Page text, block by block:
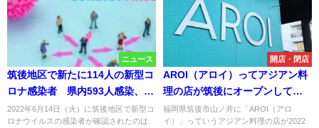
ニュース
筑後地区で新たに114人の新型コ
ロナ感染者 県内593人感染、1
人死亡【6月14日】
2022年6月14日（火）に筑後地区で新型コ
ロナウイルスの感染者が確認されたのは、
開店・閉店
AROI（アロイ）ってアジアン料
理の店が筑後にオープンしてる
みたい。3月22日
福岡県筑後市山ノ井に「AROI（アロ
イ）」っていうアジアン料理の店が2022